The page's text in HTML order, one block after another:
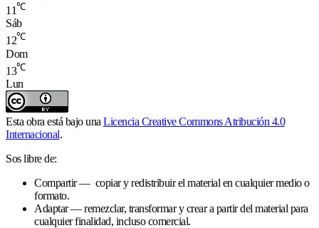
11℃
Sáb
12℃
Dom
13℃
Lun
Esta obra está bajo una Licencia Creative Commons Atribución 4.0
Internacional.
Sos libre de:
Compartir — copiar y redistribuir el material en cualquier medio o
formato.
Adaptar — remezclar, transformar y crear a partir del material para
cualquier finalidad, incluso comercial.